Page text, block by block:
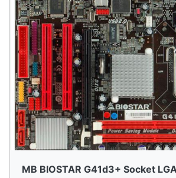
MB BIOSTAR G41d3+ Socket